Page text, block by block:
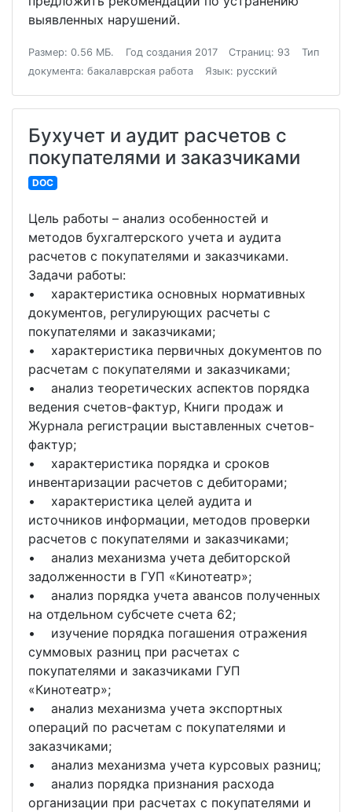
выявленных нарушений.
Размер: 0.56 МБ. Год создания 2017 Страниц: 93
Тип
документа: бакалаврская работа
Язык: русский
Бухучет и аудит расчетов с
покупателями и заказчиками
DOC
Цель работы – анализ особенностей и
методов бухгалтерского учета и аудита
расчетов с покупателями и заказчиками.
Задачи работы:
• характеристика основных нормативных
документов, регулирующих расчеты с
покупателями и заказчиками;
• характеристика первичных документов по
расчетам с покупателями и заказчиками;
• анализ теоретических аспектов порядка
ведения счетов-фактур, Книги продаж и
Журнала регистрации выставленных счетов-
фактур;
• характеристика порядка и сроков
инвентаризации расчетов с дебиторами;
• характеристика целей аудита и
источников информации, методов проверки
расчетов с покупателями и заказчиками;
• анализ механизма учета дебиторской
задолженности в ГУП «Кинотеатр»;
• анализ порядка учета авансов полученных
на отдельном субсчете счета 62;
• изучение порядка погашения отражения
суммовых разниц при расчетах с
покупателями и заказчиками ГУП
«Кинотеатр»;
• анализ механизма учета экспортных
операций по расчетам с покупателями и
заказчиками;
• анализ механизма учета курсовых разниц;
• анализ порядка признания расхода
организации при расчетах с покупателями и